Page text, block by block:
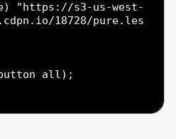
"https://s3-us-west-
18728/pure.les